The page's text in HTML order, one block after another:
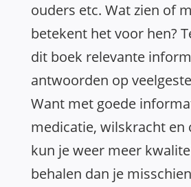
ouders etc. Wat zien of
betekent het voor hen?
dit boek relevante
antwoorden op
Want met goede
medicatie, wilskracht en
kun je weer meer
behalen dan je